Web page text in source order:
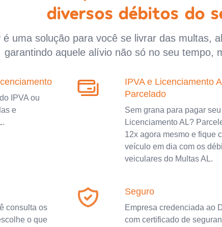
diversos débitos do
é uma solução para você se livrar das multas,
garantindo aquele alívio não só no seu tempo,
IPVA ou
e
IPVA e Licenciamento
Parcelado
Sem grana para pagar
Licenciamento AL?
12x agora mesmo e fique
veículo em dia com os
veiculares do Multas AL.
consulta os
o que
Seguro
Empresa credenciada ao
com certificado de